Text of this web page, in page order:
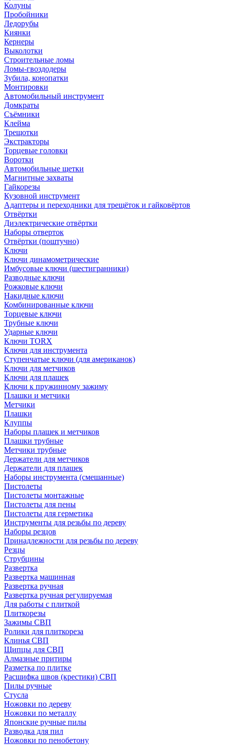
Колуны
Пробойники
Ледорубы
Киянки
Кернеры
Выколотки
Строительные ломы
Ломы-гвоздодеры
Зубила, конопатки
Монтировки
Автомобильный инструмент
Домкраты
Съёмники
Клейма
Трещотки
Экстракторы
Торцевые головки
Воротки
Автомобильные щетки
Магнитные захваты
Гайкорезы
Кузовной инструмент
Адаптеры и переходники для трещёток и гайковёртов
Отвёртки
Диэлектрические отвёртки
Наборы отверток
Отвёртки (поштучно)
Ключи
Ключи динамометрические
Имбусовые ключи (шестигранники)
Разводные ключи
Рожковые ключи
Накидные ключи
Комбинированные ключи
Торцевые ключи
Трубные ключи
Ударные ключи
Ключи TORX
Ключи для инструмента
Ступенчатые ключи (для американок)
Ключи для метчиков
Ключи для плашек
Ключи к пружинному зажиму
Плашки и метчики
Метчики
Плашки
Клуппы
Наборы плашек и метчиков
Плашки трубные
Метчики трубные
Держатели для метчиков
Держатели для плашек
Наборы инструмента (смешанные)
Пистолеты
Пистолеты монтажные
Пистолеты для пены
Пистолеты для герметика
Инструменты для резьбы по дереву
Наборы резцов
Принадлежности для резьбы по дереву
Резцы
Струбцины
Развертка
Развертка машинная
Развертка ручная
Развертка ручная регулируемая
Для работы с плиткой
Плиткорезы
Зажимы СВП
Ролики для плиткореза
Клинья СВП
Щипцы для СВП
Алмазные притиры
Разметка по плитке
Расшифка швов (крестики) СВП
Пилы ручные
Стусла
Ножовки по дереву
Ножовки по металлу
Японские ручные пилы
Разводка для пил
Ножовки по пенобетону